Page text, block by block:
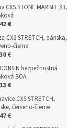
CXS STONE MARBLE S3,
€
CXS STRETCH, pánska,
čierna
€
bezpečnostná
BOA
€
CXS STRETCH,
červeno-čierne
€